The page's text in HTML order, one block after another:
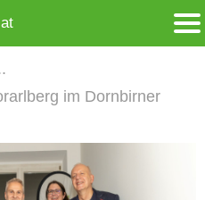
im Dornbirner